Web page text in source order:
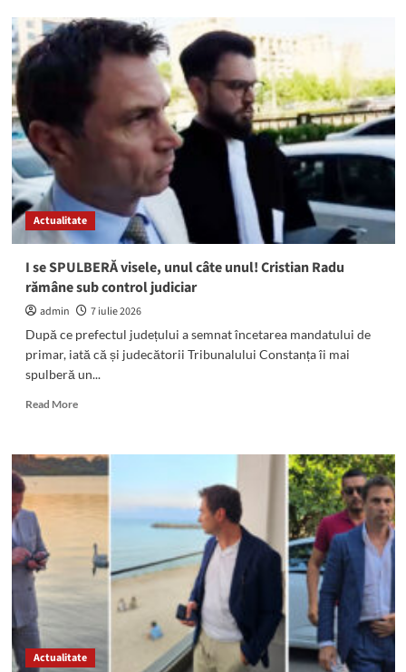
Fostul
primar
pierdut,
contestația
judiciar
Actualitate
I se SPULBERĂ visele, unul câte unul! Cristian Radu
rămâne sub control judiciar
admin
7 iulie 2026
După ce prefectul județului a semnat încetarea mandatului de
primar, iată că și judecătorii Tribunalului Constanța îi mai
spulberă un...
Read MoreRead
I
se
visele,
câte
unul!
Cristian
judiciar
Actualitate